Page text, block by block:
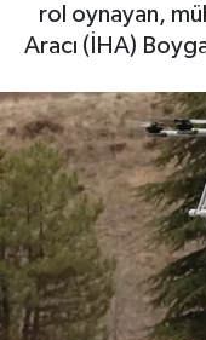
rol oynayan,
Aracı (İHA)
Haber Arşivi